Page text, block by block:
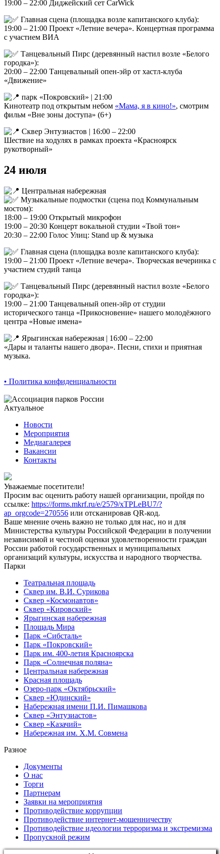
19:00 – 22:00 Диджейский сет CarWick
Главная сцена (площадка возле капитанского клуба):
19:00 – 21:00 Проект «Летние вечера». Концертная программа
с участием ВИА
Танцевальный Пирс (деревянный настил возле «Белого
городка»):
20:00 – 22:00 Танцевальный опен-эйр от хастл-клуба
«Движение»
парк «Покровский» | 21:00
Кинотеатр под открытым небом «Мама, я в кино!», смотрим
фильм «Вне зоны доступа» (6+)
Сквер Энтузиастов | 16:00 – 22:00
Шествие на ходулях в рамках проекта «Красноярск
рукотворный»
24 июля
Центральная набережная
Музыкальные подмостки (сцена под Коммунальным
мостом):
18:00 – 19:00 Открытый микрофон
19:00 – 20:30 Концерт вокальной студии «Твой тон»
20:30 – 22:00 Голос Улиц: Stand up & музыка
Главная сцена (площадка возле капитанского клуба):
19:00 – 21:00 Проект «Летние вечера». Творческая вечеринка с
участием студий танца
Танцевальный Пирс (деревянный настил возле «Белого
городка»):
19:00 – 21:00 Танцевальный опен-эйр от студии
исторического танца «Прикосновение» нашего молодёжного
центра «Новые имена»
Ярыгинская набережная | 16:00 – 22:00
«Дары и таланты нашего двора». Песни, стихи и приятная
музыка.
• Политика конфиденциальности
Актуальное
Новости
Мероприятия
Медиагалерея
Вакансии
Контакты
Уважаемые посетители!
Просим вас оценить работу нашей организации, пройдя по
ссылке: https://forms.mkrf.ru/e/2579/xTPLeBU7/?
ap_orgcode=270556 или отсканировав QR-код.
Ваше мнение очень важно не только для нас, но и для
Министерства культуры Российской Федерации в получении
независимой и честной оценки удовлетворенности граждан
России работой государственных и муниципальных
организаций культуры, искусства и народного творчества.
Парки
Театральная площадь
Сквер им. В.И. Сурикова
Сквер «Космонавтов»
Сквер «Кировский»
Ярыгинская набережная
Площадь Мира
Парк «Сибсталь»
Парк «Покровский»
Парк им. 400-летия Красноярска
Парк «Солнечная поляна»
Центральная набережная
Красная площадь
Озеро-парк «Октябрьский»
Сквер «Юдинский»
Набережная имени П.И. Пимашкова
Сквер «Энтузиастов»
Сквер «Казачий»
Набережная им. Х.М. Совмена
Разное
Документы
О нас
Торги
Партнерам
Заявки на мероприятия
Противодействие коррупции
Противодействие интернет-мошенничеству
Противодействие идеологии терроризма и экстремизма
Пропускной режим